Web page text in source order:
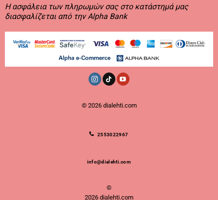
Η ασφάλεια των πληρωμών σας στο κατάστημά μας
διασφαλίζεται από την Alpha Bank
© 2026 dialehti.com
2553022967
info@dialehti.com
©
2026 dialehti.com